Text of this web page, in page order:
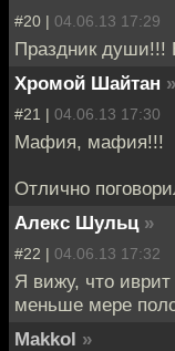
#20 | 04.06.13 17:29
Праздник души!!!
Хромой Шайтан »
#21 | 04.06.13 17:30
Мафия, мафия!!!
Отлично
Алекс Шульц »
#22 | 04.06.13 17:32
Я вижу, что
меньше мере
Makkol »